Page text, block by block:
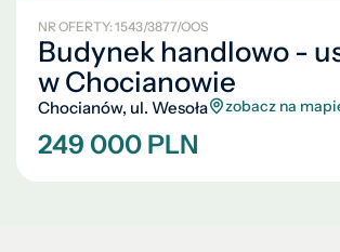
NR OFERTY: 1543/3877/OOS
Budynek handlowo -
w Chocianowie
Chocianów, ul. Wesoła zobacz na
249 000 PLN